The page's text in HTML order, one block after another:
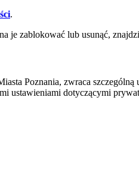
.
je zablokować lub usunąć,
Poznania, zwraca
ustawieniami dotyczącymi